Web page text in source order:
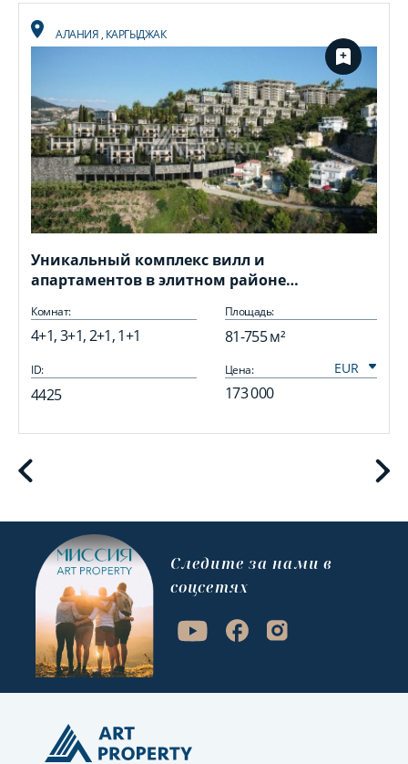
АЛАНИЯ, КАРГЫДЖАК
Уникальный комплекс вилл и
апартаментов в элитном районе
Комнат:
4+1, 3+1, 2+1, 1+1
Площадь:
81-755 м²
ID:
4425
Цена:
173 000
Cледите за нами в
соцсетях